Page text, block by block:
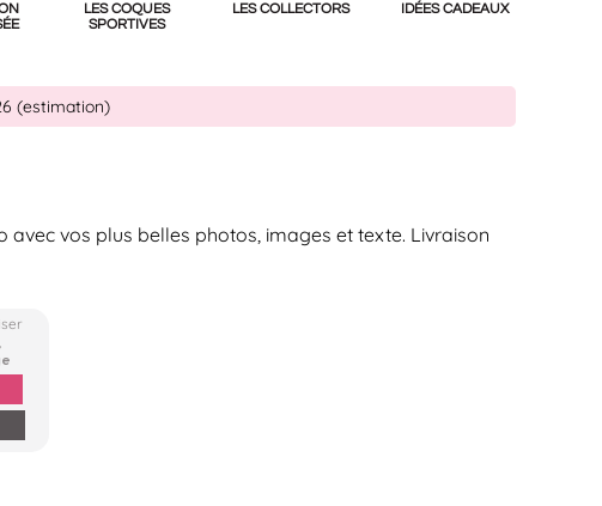
LES COQUES
SPORTIVES
LES COLLECTORS IDÉES CADEAUX
(estimation)
vos plus belles photos, images et texte. Livraison